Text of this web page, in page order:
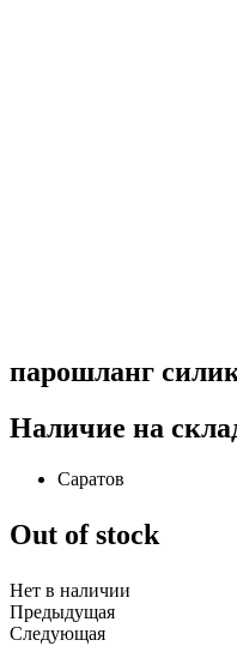
парошланг
Наличие на
Саратов
Out of stock
Нет в наличии
Предыдущая
Следующая